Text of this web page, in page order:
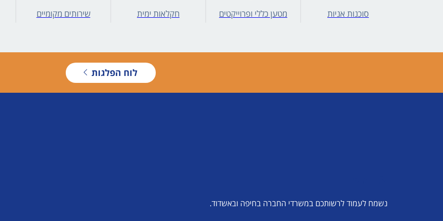
סוכנות אניות מטען כללי ופרוייקטים חקלאות ימית שירותים מקומיים
לוח הפלגות
נשמח לעמוד לרשותכם במשרדי החברה בחיפה ובאשדוד.